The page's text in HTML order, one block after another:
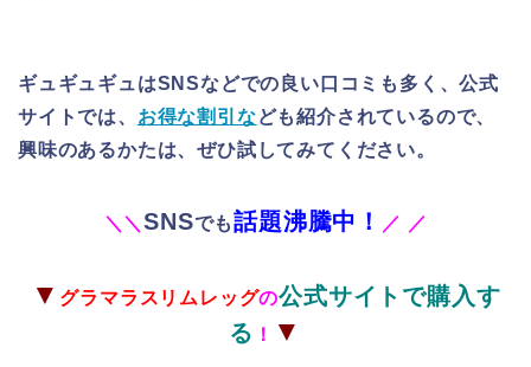
ギュギュギュはSNSなどでの良い口コミも多く、公式
サイトでは、 お得な割引なども紹介されているので、
興味のあるかたは、ぜひ試してみてください。
＼ ＼SNSでも話題沸騰中！ ／ ／
▼ グラマラスリムレッグの公式サイトで購入す
る ！ ▼